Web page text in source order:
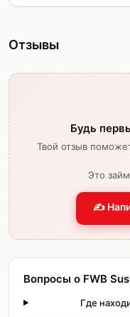
Отзывы
Будь
Твой отзыв
Это
✍️
Вопросы о FWB
Где